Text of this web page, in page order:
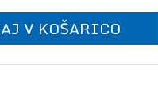
V KOŠARICO